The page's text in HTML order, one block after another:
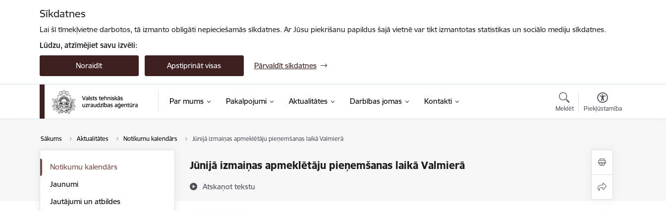
Sīkdatnes
Lai šī tīmekļvietne darbotos, tā izmanto obligāti nepieciešamās sīkdatnes. Ar Jūsu piekrišanu papildus šajā vietnē var tikt izmantotas statistikas un sociālo mediju sīkdatnes.
Lūdzu, atzīmējiet savu izvēli:
Noraidīt Apstiprināt visas Pārvaldīt sīkdatnes
Par mums Pakalpojumi Aktualitātes Darbības jomas Kontakti
Meklēt Piekļūstamība
Sākums Aktualitātes Notikumu kalendārs Jūnijā izmaiņas apmeklētāju pieņemšanas laikā Valmierā
Jūnijā izmaiņas apmeklētāju pieņemšanas laikā Valmierā
Atskaņot tekstu
Notikumu kalendārs
Jaunumi
Jautājumi un atbildes